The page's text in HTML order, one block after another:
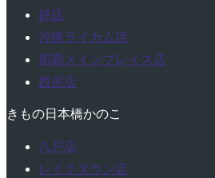
錦店
沖縄ライカム店
那覇メインプレイス店
西原店
きもの日本橋かのこ
八戸店
レイクタウン店